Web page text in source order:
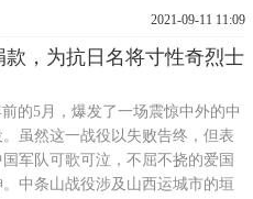
战争胜利76周年纪念活动。在活动
老兵和后代亲属等一行50余人，
博物馆进行了参观学
2021-09-11 11:09
，为抗日名将寸性奇烈士
前的5月，爆发了一场震惊中外的中
虽然这一战役以失败告终，但表
军队可歌可泣，不屈不挠的爱国
中条山战役涉及山西运城市的垣